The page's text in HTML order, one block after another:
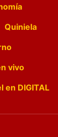
Quiniela
vivo
en DIGITAL